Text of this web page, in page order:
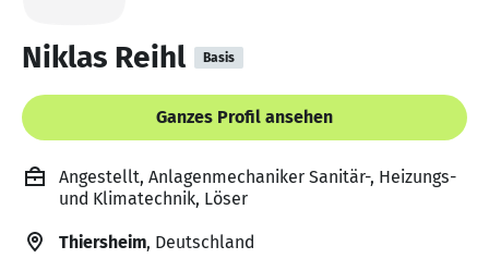
Niklas Reihl Basis
Ganzes Profil ansehen
Angestellt, Anlagenmechaniker Sanitär-, Heizungs-
und Klimatechnik, Löser
Thiersheim, Deutschland